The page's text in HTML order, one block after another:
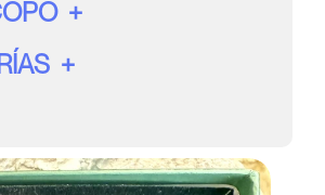
PagePagePagePagePage